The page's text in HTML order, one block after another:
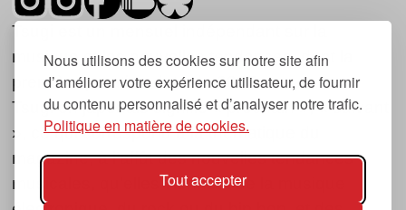
Nous utilisons des cookies sur notre site afin
d’améliorer votre expérience utilisateur, de fournir
du contenu personnalisé et d’analyser notre trafic.
Politique en matière de cookies.
Tout accepter
Tsugi est un mensuel indépendant sur la
musique et les nouvelles tendances, dont la
première parution date de 2007.
Tsugi en japonais signifie « prochain », « suivant
», ce qui correspond à la thématique du
magazine, à l’affût des nouvelles tendances
musicales, qu’elles viennent de la musique